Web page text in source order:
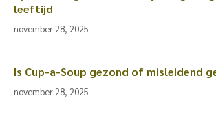
leeftijd
november 28, 2025
Is Cup-a-Soup gezond of misleidend
november 28, 2025